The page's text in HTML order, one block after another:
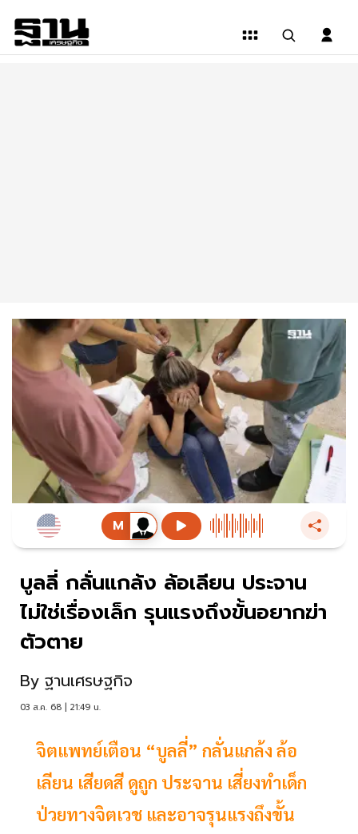
บูลลี่ กลั่นแกล้ง ล้อเลียน ประจาน
ไม่ใช่เรื่องเล็ก รุนแรงถึงขั้นอยากฆ่า
ตัวตาย
By ฐานเศรษฐกิจ
03 ส.ค. 68 | 21:49 น.
จิตแพทย์เตือน “บูลลี่” กลั่นแกล้ง ล้อ
เลียน เสียดสี ดูถูก ประจาน เสี่ยงทำเด็ก
ป่วยทางจิตเวช และอาจรุนแรงถึงขั้น